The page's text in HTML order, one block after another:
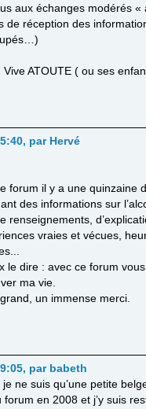
aux échanges modérés «
de réception des
Vive ATOUTE ( ou ses
, par Hervé
forum il y a une quinzaine
des informations sur
renseignements,
vraies et vécues,
le dire : avec ce forum
ma vie.
un immense merci.
, par babeth
ne suis qu’une petite
en 2008 et j’y suis